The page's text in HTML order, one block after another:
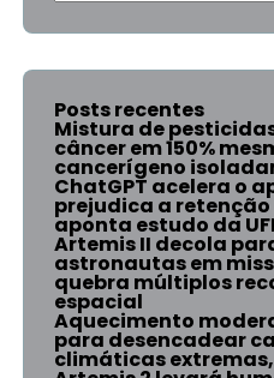
Posts recentes
Mistura de
câncer em 150%
cancerígeno
ChatGPT acelera o
prejudica a
aponta estudo da
Artemis II decola
astronautas em
quebra múltiplos
espacial
Aquecimento
para desencadear
climáticas